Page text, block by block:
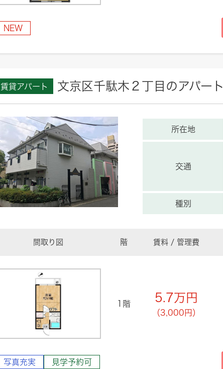
NEW
賃貸アパート 文京区千駄木２丁目のアパート
所在地
交通
種別
間取り図 階 賃料 / 管理費
1階 5.7万円
（3,000円）
写真充実 見学予約可